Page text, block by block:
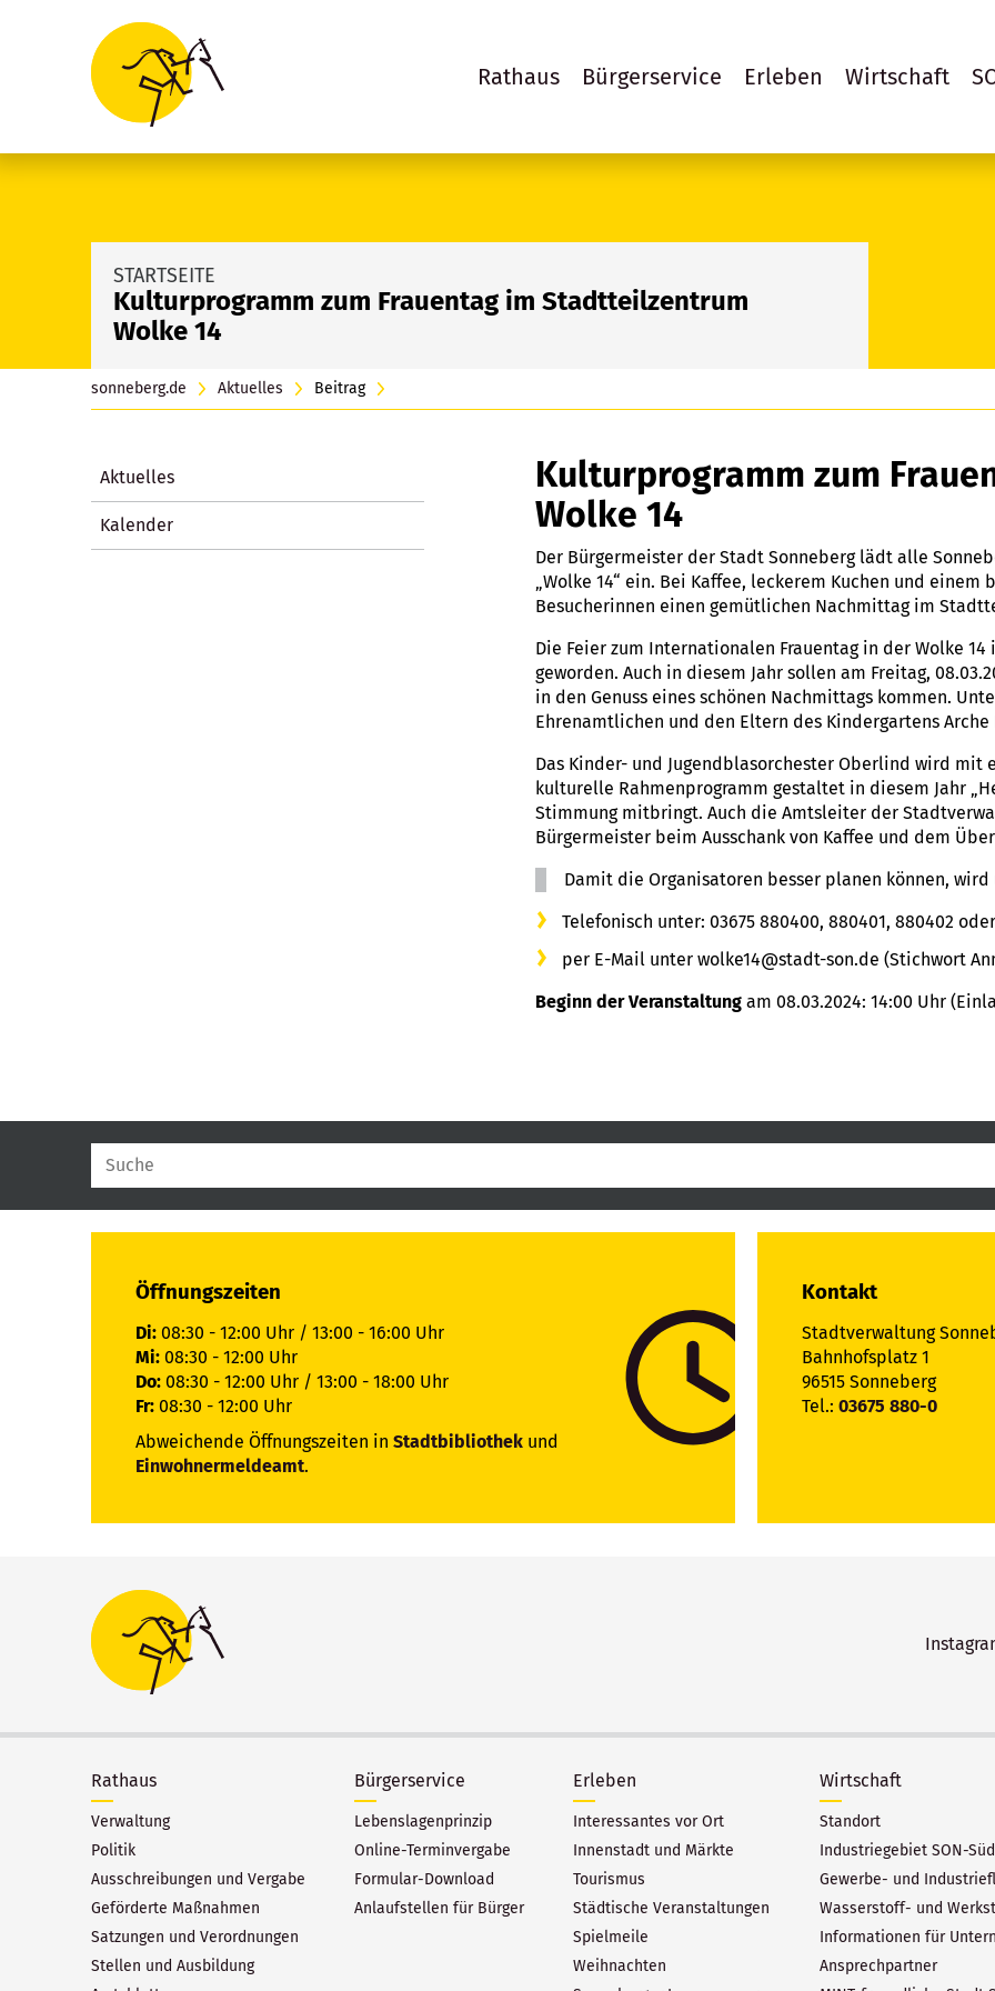
Rathaus Bürgerservice Erleben Wirtschaft
STARTSEITE
Kulturprogramm zum Frauentag im Stadtteilzentrum
Wolke 14
sonneberg.de Aktuelles Beitrag
Kulturprogramm zum
Wolke 14
Der Bürgermeister der Stadt Sonneberg lädt alle
„Wolke 14“ ein. Bei Kaffee, leckerem Kuchen und einem
Besucherinnen einen gemütlichen Nachmittag im
Die Feier zum Internationalen Frauentag in der Wolke
geworden. Auch in diesem Jahr sollen am Freitag,
in den Genuss eines schönen Nachmittags kommen.
Ehrenamtlichen und den Eltern des Kindergartens Arche
Das Kinder- und Jugendblasorchester Oberlind wird mit
kulturelle Rahmenprogramm gestaltet in diesem Jahr
Stimmung mitbringt. Auch die Amtsleiter der
Bürgermeister beim Ausschank von Kaffee und dem
Damit die Organisatoren besser planen können,
Telefonisch unter: 03675 880400, 880401, 880402 oder
per E-Mail unter wolke14@stadt-son.de (Stichwort
Beginn der Veranstaltung am 08.03.2024: 14:00 Uhr
Aktuelles
Kalender
Öffnungszeiten
Di: 08:30 - 12:00 Uhr / 13:00 - 16:00 Uhr
Mi: 08:30 - 12:00 Uhr
Do: 08:30 - 12:00 Uhr / 13:00 - 18:00 Uhr
Fr: 08:30 - 12:00 Uhr
Abweichende Öffnungszeiten in Stadtbibliothek und
Einwohnermeldeamt.
Kontakt
Stadtverwaltung
Bahnhofsplatz 1
96515 Sonneberg
Tel.: 03675 880-0
Rathaus
Verwaltung
Politik
Ausschreibungen und Vergabe
Geförderte Maßnahmen
Satzungen und Verordnungen
Stellen und Ausbildung
Bürgerservice
Lebenslagenprinzip
Online-Terminvergabe
Formular-Download
Anlaufstellen für Bürger
Erleben
Interessantes vor Ort
Innenstadt und Märkte
Tourismus
Städtische Veranstaltungen
Spielmeile
Weihnachten
Wirtschaft
Standort
Industriegebiet SON-Süd
Gewerbe- und
Wasserstoff- und
Informationen für
Ansprechpartner